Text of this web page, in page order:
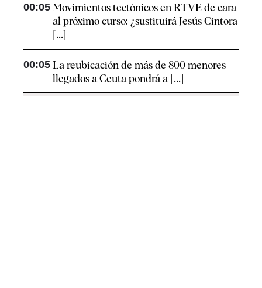
00:05 Movimientos tectónicos en RTVE de cara
al próximo curso: ¿sustituirá Jesús Cintora
[...]
00:05 La reubicación de más de 800 menores
llegados a Ceuta pondrá a [...]